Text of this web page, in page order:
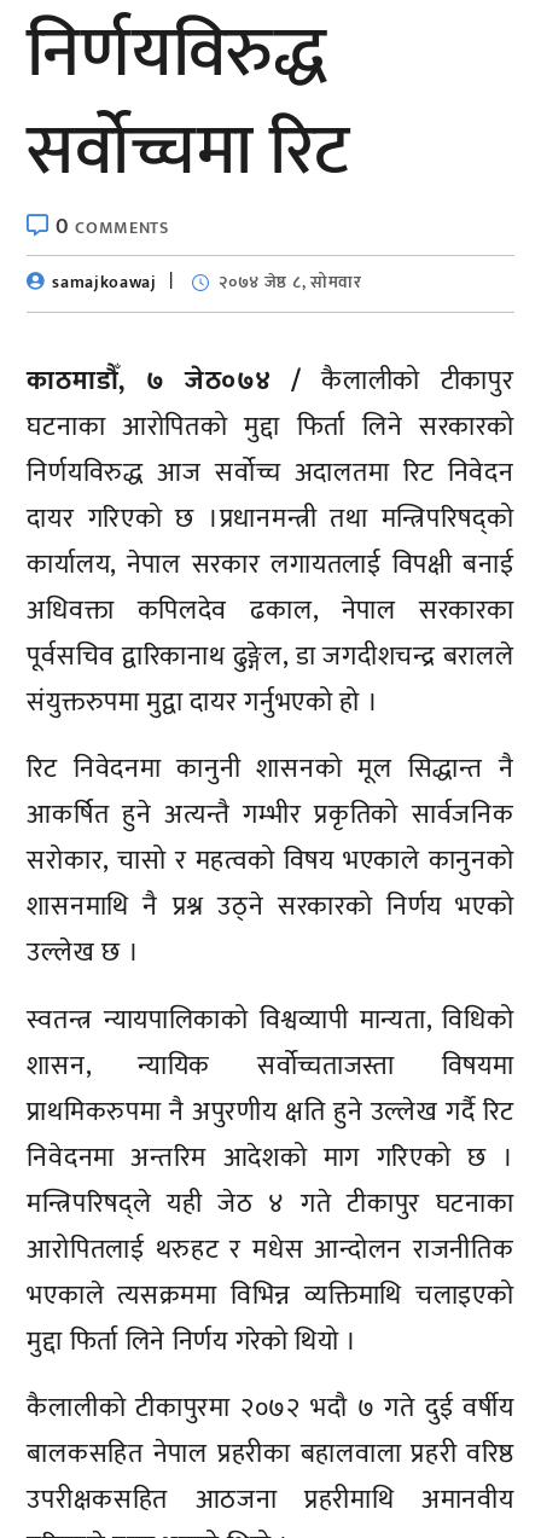
निर्णयविरुद्ध
सर्वोच्चमा रिट
0COMMENTS
samajkoawaj
२०७४ जेष्ठ ८, सोमवार
काठमाडौँ, ७ जेठ०७४ / कैलालीको टीकापुर
घटनाका आरोपितको मुद्दा फिर्ता लिने सरकारको
निर्णयविरुद्ध आज सर्वोच्च अदालतमा रिट निवेदन
दायर गरिएको छ ।प्रधानमन्त्री तथा मन्त्रिपरिषद्को
कार्यालय, नेपाल सरकार लगायतलाई विपक्षी बनाई
अधिवक्ता कपिलदेव ढकाल, नेपाल सरकारका
पूर्वसचिव द्वारिकानाथ ढुङ्गेल, डा जगदीशचन्द्र बरालले
संयुक्तरुपमा मुद्वा दायर गर्नुभएको हो ।
रिट निवेदनमा कानुनी शासनको मूल सिद्धान्त नै
आकर्षित हुने अत्यन्तै गम्भीर प्रकृतिको सार्वजनिक
सरोकार, चासो र महत्वको विषय भएकाले कानुनको
शासनमाथि नै प्रश्न उठ्ने सरकारको निर्णय भएको
उल्लेख छ ।
स्वतन्त्र न्यायपालिकाको विश्वव्यापी मान्यता, विधिको
शासन, न्यायिक सर्वोच्चताजस्ता विषयमा
प्राथमिकरुपमा नै अपुरणीय क्षति हुने उल्लेख गर्दै रिट
निवेदनमा अन्तरिम आदेशको माग गरिएको छ ।
मन्त्रिपरिषद्ले यही जेठ ४ गते टीकापुर घटनाका
आरोपितलाई थरुहट र मधेस आन्दोलन राजनीतिक
भएकाले त्यसक्रममा विभिन्न व्यक्तिमाथि चलाइएको
मुद्दा फिर्ता लिने निर्णय गरेको थियो ।
कैलालीको टीकापुरमा २०७२ भदौ ७ गते दुई वर्षीय
बालकसहित नेपाल प्रहरीका बहालवाला प्रहरी वरिष्ठ
उपरीक्षकसहित आठजना प्रहरीमाथि अमानवीय